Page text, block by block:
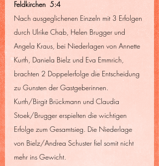
Feldkirchen  5:4
Nach ausgeglichenen Einzeln mit 3 Erfolgen
durch Ulrike Chab, Helen Brugger und
Angela Kraus, bei Niederlagen von Annette
Kurth, Daniela Bielz und Eva Emmrich,
brachten 2 Doppelerfolge die Entscheidung
zu Gunsten der Gastgeberinnen.
Kurth/Birgit Brückmann und Claudia
Stoek/Brugger erspielten die wichtigen
Erfolge zum Gesamtsieg. Die Niederlage
von Bielz/Andrea Schuster fiel somit nicht
mehr ins Gewicht.